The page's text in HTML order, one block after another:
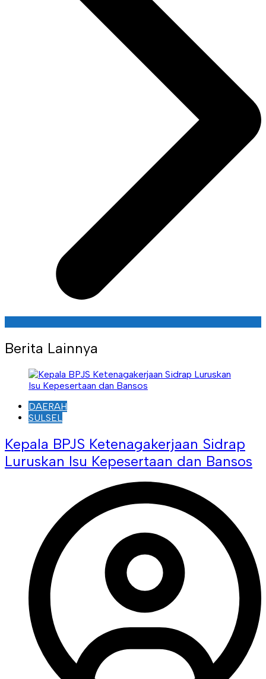
Berita Lainnya
DAERAH
SULSEL
Kepala BPJS Ketenagakerjaan Sidrap
Luruskan Isu Kepesertaan dan Bansos